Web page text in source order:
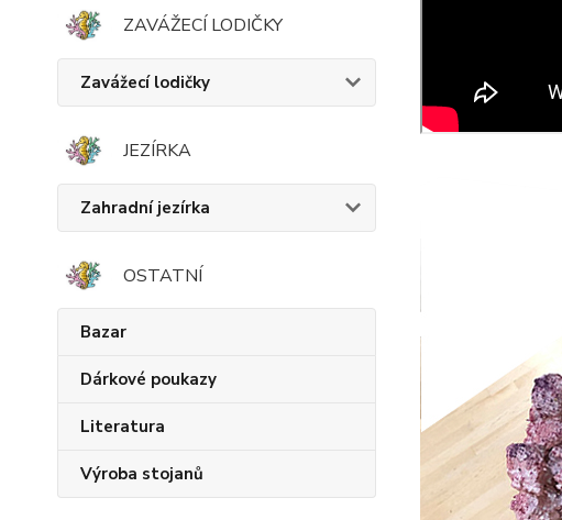
ZAVÁŽECÍ LODIČKY
Zavážecí lodičky
JEZÍRKA
Zahradní jezírka
OSTATNÍ
Bazar
Dárkové poukazy
Literatura
Výroba stojanů